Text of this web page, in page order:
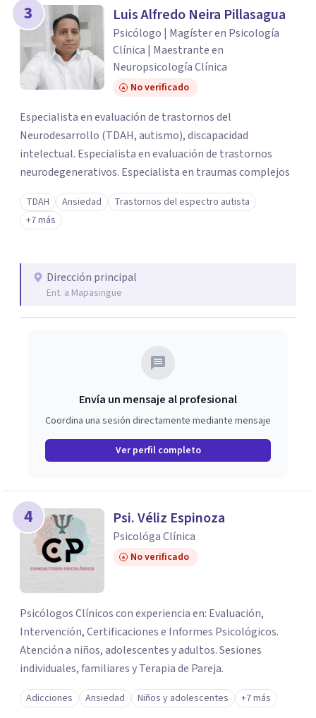
3 Luis Alfredo Neira Pillasagua
Psicólogo | Magíster en Psicología
Clínica | Maestrante en
Neuropsicología Clínica
No verificado
Especialista en evaluación de trastornos del
Neurodesarrollo (TDAH, autismo), discapacidad
intelectual. Especialista en evaluación de trastornos
neurodegenerativos. Especialista en traumas complejos
TDAH Ansiedad
Trastornos del espectro autista
+7 más
Dirección principal
Ent. a Mapasingue
Envía un mensaje al profesional
Coordina una sesión directamente mediante mensaje
Ver perfil completo
4 Psi. Véliz Espinoza
Psicológa Clínica
No verificado
Psicólogos Clínicos con experiencia en: Evaluación,
Intervención, Certificaciones e Informes Psicológicos.
Atención a niños, adolescentes y adultos. Sesiones
individuales, familiares y Terapia de Pareja.
Adicciones Ansiedad Niños y adolescentes +7 más